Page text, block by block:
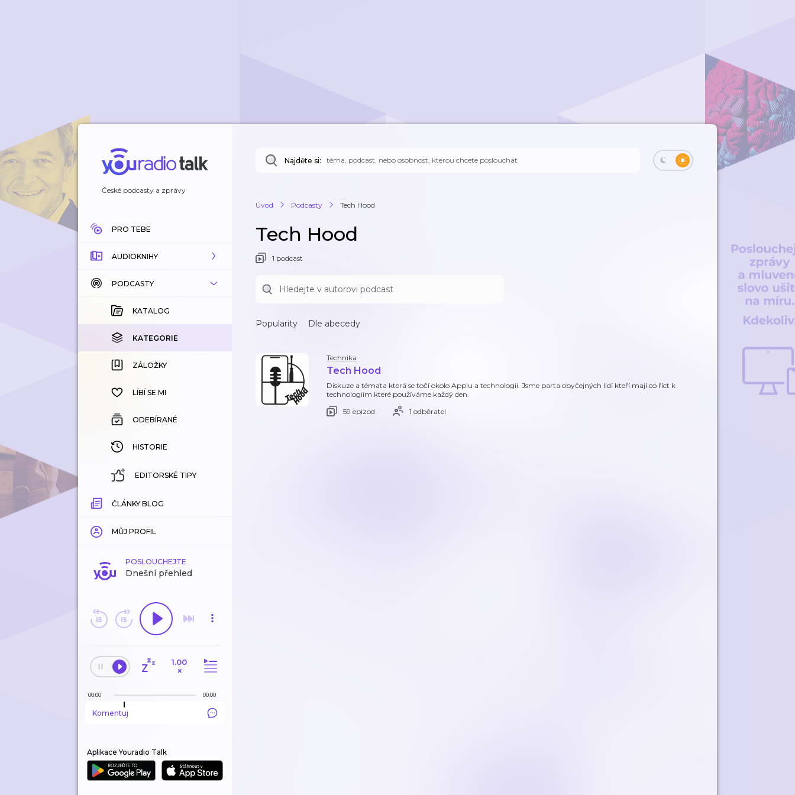
České podcasty a zprávy
PRO TEBE
AUDIOKNIHY
KATALOG
KOUPENÉ
KATEGORIE
ZÁLOŽKY
HISTORIE
PODCASTY
KATALOG
KATEGORIE
ZÁLOŽKY
LÍBÍ SE MI
ODEBÍRANÉ
HISTORIE
EDITORSKÉ TIPY
ČLÁNKY BLOG
MŮJ PROFIL
POSLOUCHEJTE
Dnešní přehled
1.00
×
00:00 00:00
Komentuj
Aplikace Youradio Talk
Najděte si:
Úvod Podcasty Tech Hood
Tech Hood
1 podcast
Popularity Dle abecedy
Technika
Tech Hood
Diskuze a témata která se točí okolo Applu a technologii. Jsme parta obyčejných lidí kteří mají co říct k
technologiím které používáme každý den.
59 epizod
1 odběratel